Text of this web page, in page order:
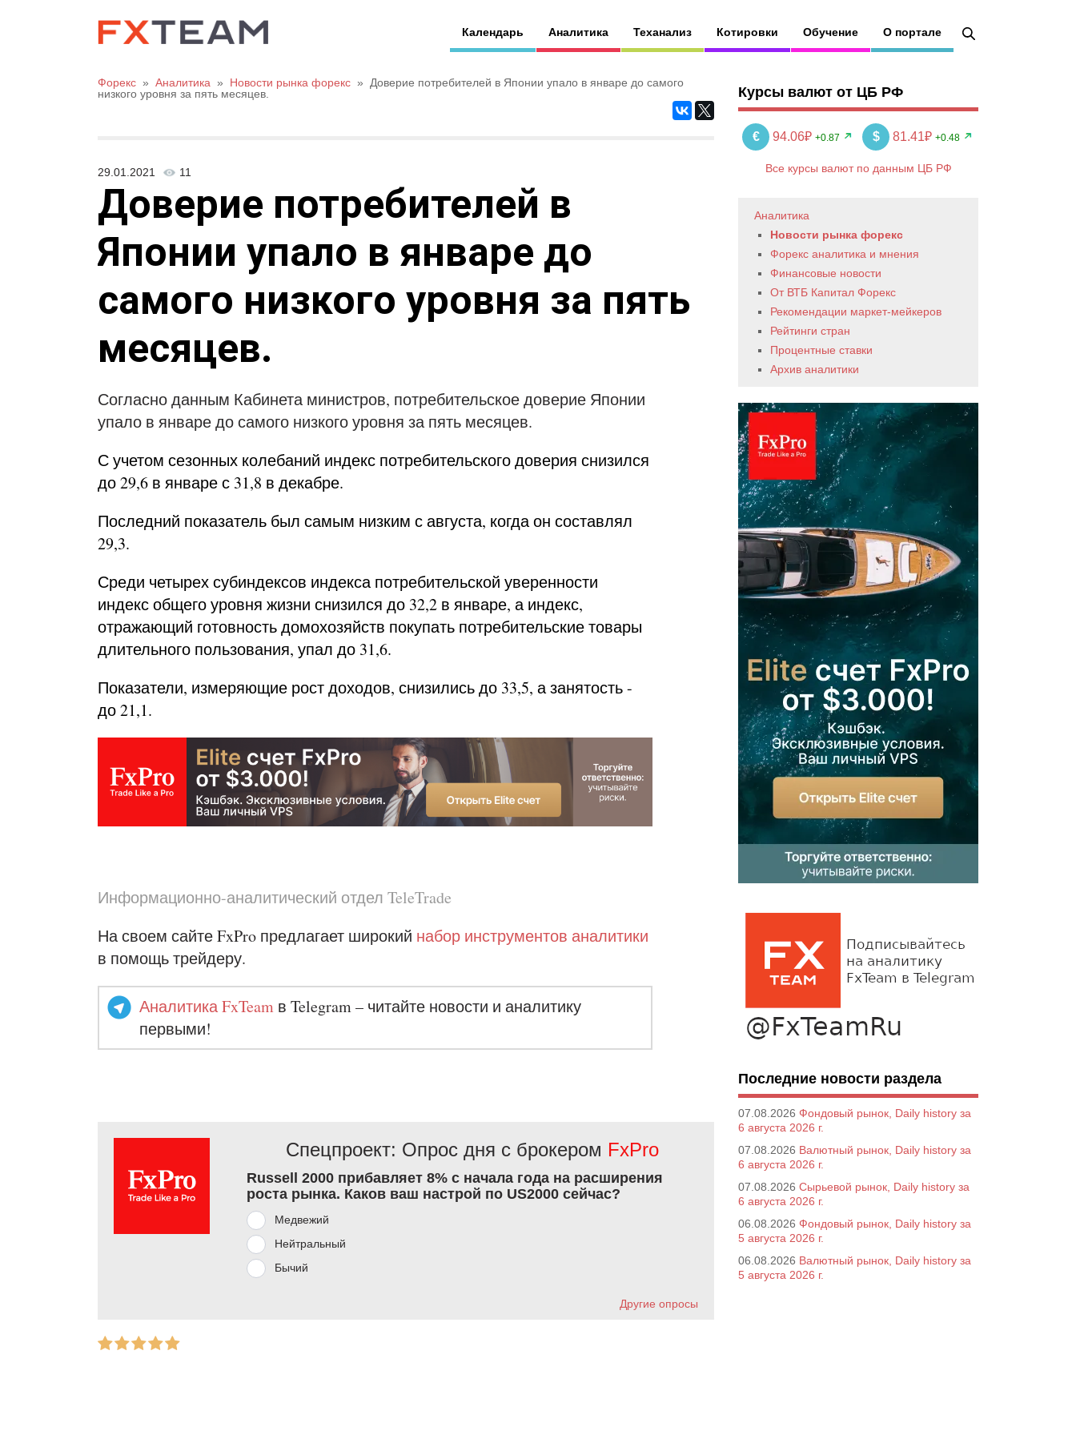
Календарь Аналитика Теханализ Котировки Обучение О портале
Форекс » Аналитика » Новости рынка форекс »
Доверие потребителей в Японии упало в январе до самого
низкого уровня за пять месяцев.
29.01.2021 11
Доверие потребителей в
Японии упало в январе до
самого низкого уровня за пять
месяцев.
Согласно данным Кабинета министров, потребительское доверие Японии
упало в январе до самого низкого уровня за пять месяцев.
С учетом сезонных колебаний индекс потребительского доверия снизился
до 29,6 в январе с 31,8 в декабре.
Последний показатель был самым низким с августа, когда он составлял
29,3.
Среди четырех субиндексов индекса потребительской уверенности
индекс общего уровня жизни снизился до 32,2 в январе, а индекс,
отражающий готовность домохозяйств покупать потребительские товары
длительного пользования, упал до 31,6.
Показатели, измеряющие рост доходов, снизились до 33,5, а занятость -
до 21,1.
Информационно-аналитический отдел TeleTrade
На своем сайте FxPro предлагает широкий набор инструментов аналитики
в помощь трейдеру.
Аналитика FxTeam в Telegram – читайте новости и аналитику
первыми!
Спецпроект: Опрос дня с брокером FxPro
Russell 2000 прибавляет 8% с начала года на расширения
роста рынка. Каков ваш настрой по US2000 сейчас?
Медвежий
Нейтральный
Бычий
Другие опросы
Курсы валют от ЦБ РФ
€ 94.06₽ +0.87 $ 81.41₽ +0.48
Все курсы валют по данным ЦБ РФ
Аналитика
Новости рынка форекс
Форекс аналитика и мнения
Финансовые новости
От ВТБ Капитал Форекс
Рекомендации маркет-мейкеров
Рейтинги стран
Процентные ставки
Архив аналитики
Последние новости раздела
07.08.2026 Фондовый рынок, Daily history за
6 августа 2026 г.
07.08.2026 Валютный рынок, Daily history за
6 августа 2026 г.
07.08.2026 Сырьевой рынок, Daily history за
6 августа 2026 г.
06.08.2026 Фондовый рынок, Daily history за
5 августа 2026 г.
06.08.2026 Валютный рынок, Daily history за
5 августа 2026 г.